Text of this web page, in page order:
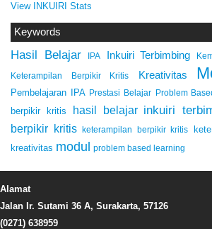
View INKUIRI Stats
Keywords
Hasil Belajar IPA Inkuiri Terbimbing
Keterampilan Berpikir Kritis Kreativitas
Pembelajaran IPA Prestasi Belajar Problem
berpikir kritis hasil belajar inkuiri
berpikir kritis
keterampilan berpikir kritis
kreativitas modul problem based learning
Alamat
Jalan Ir. Sutami 36 A, Surakarta, 57126
(0271) 638959